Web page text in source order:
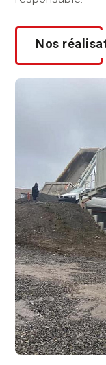
Nos